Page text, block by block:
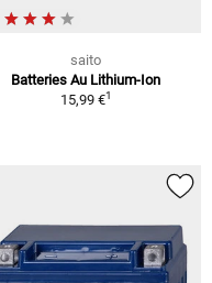
saito
Batteries Au Lithium-Ion
15,99 €1